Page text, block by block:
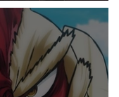
¿TE